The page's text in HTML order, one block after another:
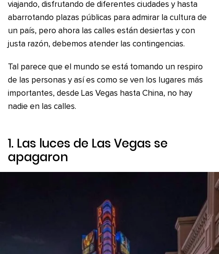
viajando, disfrutando de diferentes ciudades y hasta
abarrotando plazas públicas para admirar la cultura de
un país, pero ahora las calles están desiertas y con
justa razón, debemos atender las contingencias.
Tal parece que el mundo se está tomando un respiro
de las personas y así es como se ven los lugares más
importantes, desde Las Vegas hasta China, no hay
nadie en las calles.
1. Las luces de Las Vegas se
apagaron